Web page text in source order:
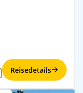
Reisedetails